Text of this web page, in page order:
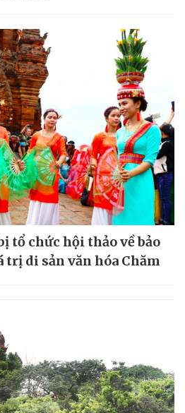
tổ chức hội thảo về bảo
trị di sản văn hóa Chăm